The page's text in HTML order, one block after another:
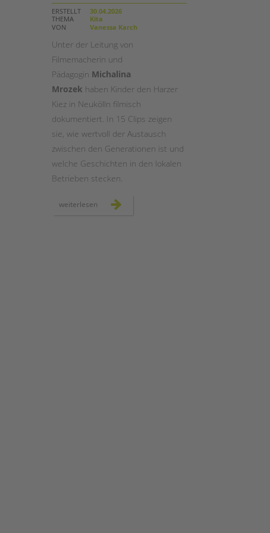
ERSTELLT
30.04.2026
THEMA
Kita
VON
Vanessa Karch
Unter der Leitung von
Filmemacherin und
Pädagogin Michalina
Mrozek haben Kinder den Harzer
Kiez in Neukölln filmisch
dokumentiert. In 15 Clips zeigen
sie, wie wertvoll der Austausch
zwischen den Generationen ist und
welche Geschichten in den lokalen
Betrieben stecken.
weiterlesen jung